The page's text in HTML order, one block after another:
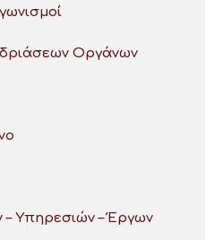
Οργάνων
Υπηρεσιών – Έργων